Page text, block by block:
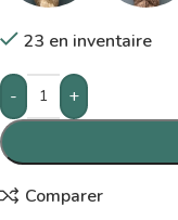
23 en inventaire
-
+
Comparer